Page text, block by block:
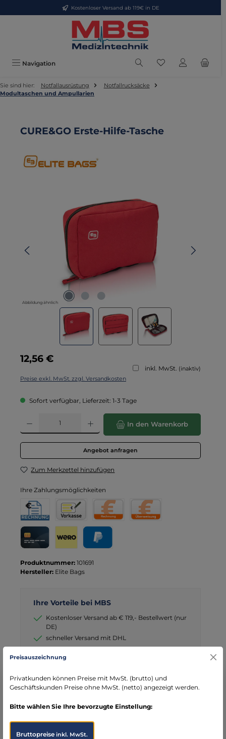
Zum Hauptinhalt springenKostenloser Versand ab 119€ in DE
Navigation Du hast 0
Sie sind hier: Notfallausrüstung
Notfallrucksäcke
Modultaschen und Ampullarien
CURE&GO Erste-Hilfe-Tasche
Abbildung ähnlich
Regulärer Preis:
12,56 €
inkl. MwSt. (inaktiv)
Preise exkl. MwSt. zzgl. Versandkosten
Sofort verfügbar, Lieferzeit: 1-3 Tage
Produkt Anzahl: Gib den gewünschten Wert ein oder benutze die
In den Warenkorb
Angebot anfragen
Zum Merkzettel hinzufügen
Ihre Zahlungsmöglichkeiten
Produktnummer: 101691
Hersteller: Elite Bags
Ihre Vorteile bei MBS
Kostenloser Versand ab € 119,- Bestellwert (nur
DE)
schneller Versand mit DHL
seit über 15 Jahren kompetenter Partner im
Bereich Notfallmedizin
Die kleine, kompakte Erste-Hilfe-Tasche für den universellen
Preisauszeichnung
Privatkunden können Preise mit MwSt. (brutto) und
Geschäftskunden Preise ohne MwSt. (netto) angezeigt werden.
Bitte wählen Sie Ihre bevorzugte Einstellung:
Bruttopreiseinkl. MwSt.